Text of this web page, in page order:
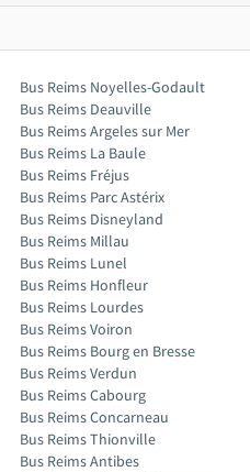
Bus Reims Noyelles-Godault
Bus Reims Deauville
Bus Reims Argeles sur Mer
Bus Reims La Baule
Bus Reims Fréjus
Bus Reims Parc Astérix
Bus Reims Disneyland
Bus Reims Millau
Bus Reims Lunel
Bus Reims Honfleur
Bus Reims Lourdes
Bus Reims Voiron
Bus Reims Bourg en Bresse
Bus Reims Verdun
Bus Reims Cabourg
Bus Reims Concarneau
Bus Reims Thionville
Bus Reims Antibes